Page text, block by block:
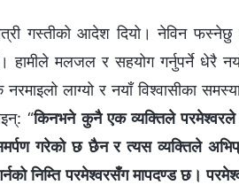
गस्तीको आदेश दियो। नेविन
हामीले मलजल र सहयोग गर्नुपर्ने धेरै
लाग्यो र नयाँ विश्‍वासीका
“किनभने कुनै एक व्यक्तिले परमेश्‍वरले
गरेको छ छैन र त्यस व्यक्तिले
निम्ति परमेश्‍वरसँग मापदण्ड छ।